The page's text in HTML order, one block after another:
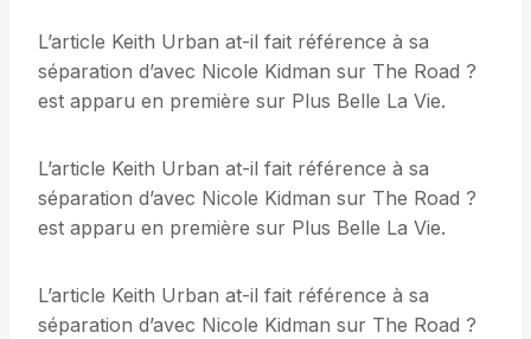
L’article Keith Urban at-il fait référence à sa
séparation d’avec Nicole Kidman sur The Road ?
est apparu en première sur Plus Belle La Vie.
L’article Keith Urban at-il fait référence à sa
séparation d’avec Nicole Kidman sur The Road ?
est apparu en première sur Plus Belle La Vie.
L’article Keith Urban at-il fait référence à sa
séparation d’avec Nicole Kidman sur The Road ?